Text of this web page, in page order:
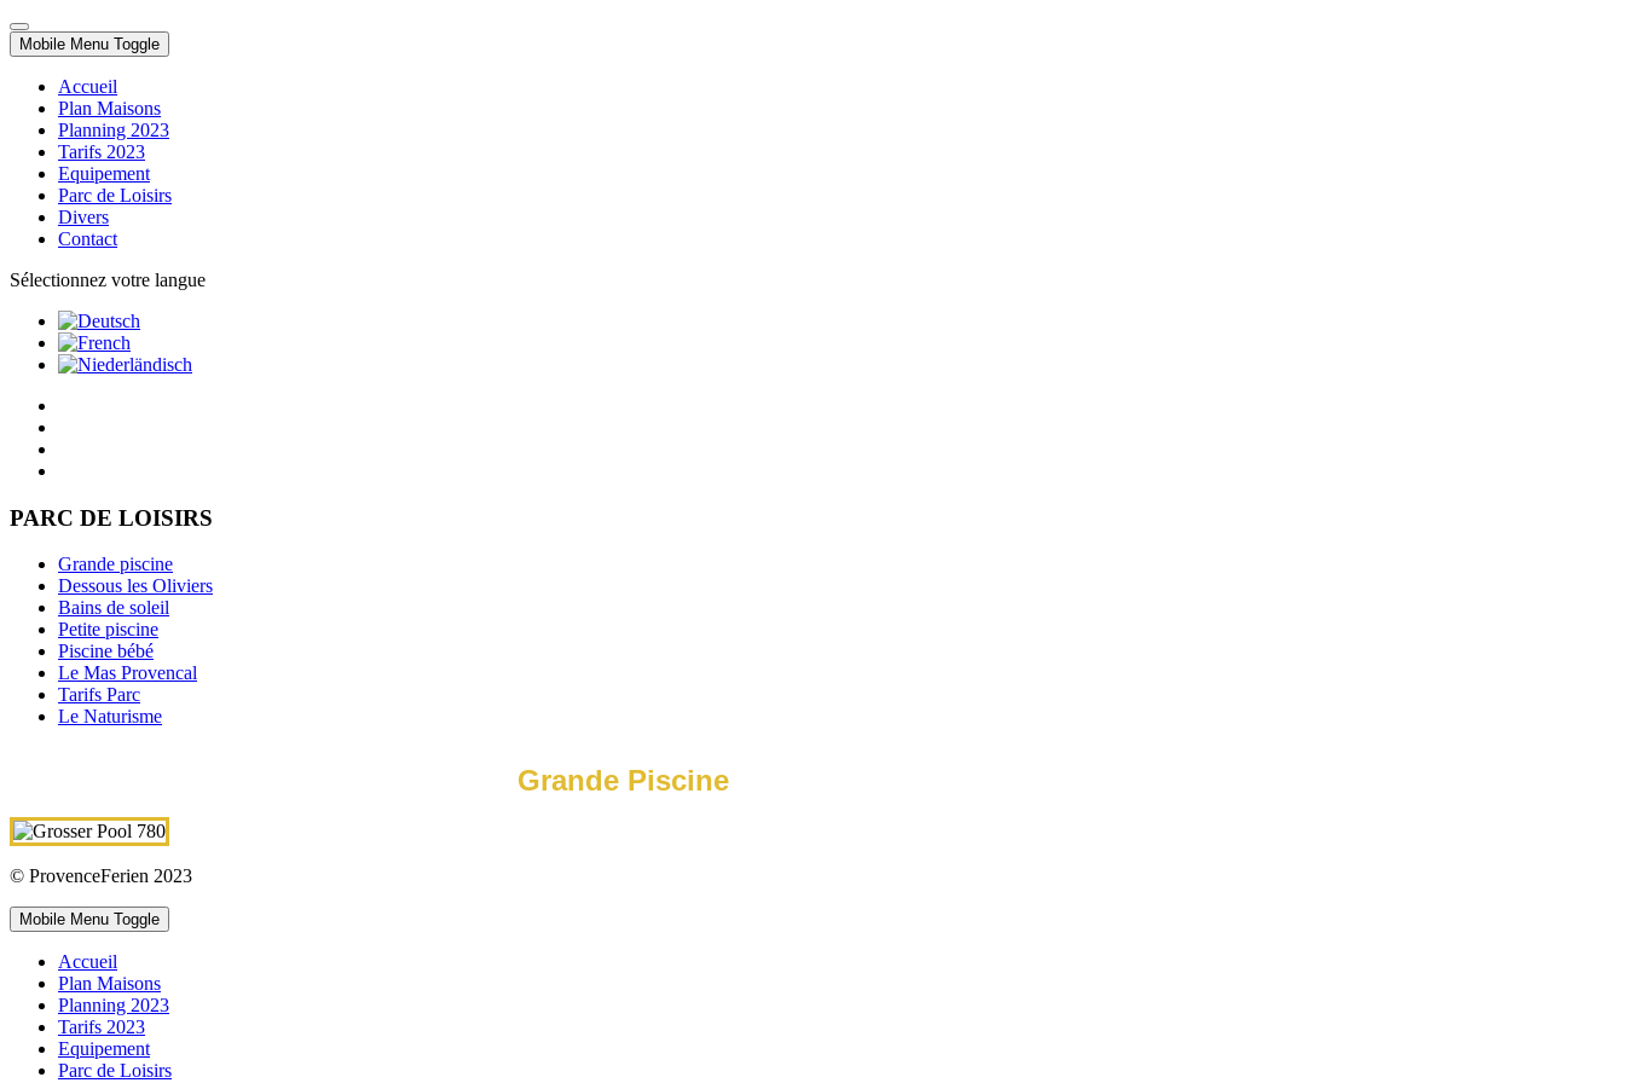
Mobile Menu Toggle
Accueil
Plan Maisons
Planning 2023
Tarifs 2023
Equipement
Parc de Loisirs
Divers
Contact
Sélectionnez votre langue
PARC DE LOISIRS
Grande piscine
Dessous les Oliviers
Bains de soleil
Petite piscine
Piscine bébé
Le Mas Provencal
Tarifs Parc
Le Naturisme
Grande Piscine
© ProvenceFerien 2023
Mobile Menu Toggle
Accueil
Plan Maisons
Planning 2023
Tarifs 2023
Equipement
Parc de Loisirs